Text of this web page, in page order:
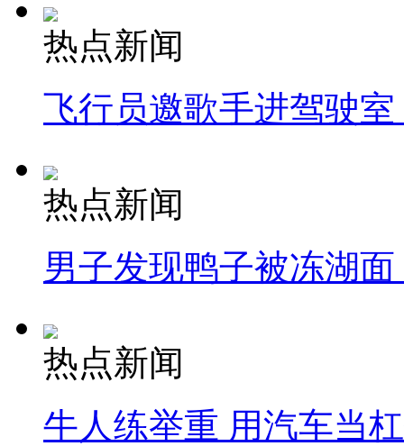
热点新闻
飞行员邀歌手进驾驶
热点新闻
男子发现鸭子被冻湖
热点新闻
牛人练举重 用汽车当